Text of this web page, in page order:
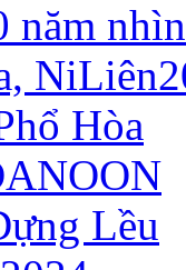
năm
Hòa
Lều